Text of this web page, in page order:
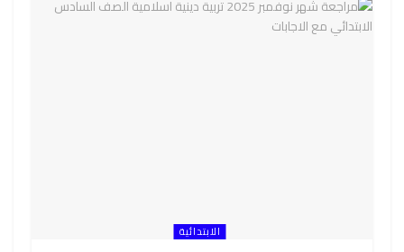
الابتدائية